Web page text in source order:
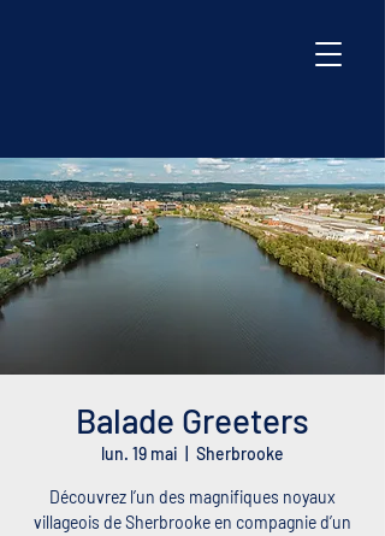
Balade Greeters
lun. 19 mai Sherbrooke
Découvrez l’un des magnifiques noyaux
villageois de Sherbrooke en compagnie d’un